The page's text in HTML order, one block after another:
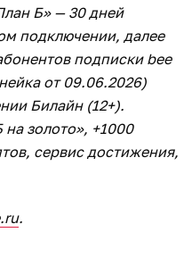
Б» — 30 дней
подключении, далее
подписки bee
от 09.06.2026)
Билайн (12+).
золото», +1000
сервис достижения,
.